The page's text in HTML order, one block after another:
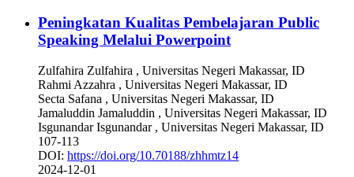
Peningkatan Kualitas Pembelajaran Public
Speaking Melalui Powerpoint
Zulfahira Zulfahira , Universitas Negeri Makassar, ID
Rahmi Azzahra , Universitas Negeri Makassar, ID
Secta Safana , Universitas Negeri Makassar, ID
Jamaluddin Jamaluddin , Universitas Negeri Makassar, ID
Isgunandar Isgunandar , Universitas Negeri Makassar, ID
107-113
DOI: https://doi.org/10.70188/zhhmtz14
2024-12-01